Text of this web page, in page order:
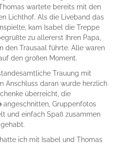
wartete bereits mit den
Lichthof. Als die Liveband das
kam Isabel die Treppe
zu allererst Ihren Papa,
den Trausaal führte. Alle waren
den großen Moment.
Trauung mit
Anschluss daran wurde herzlich
überreicht, die
angeschnitten, Gruppenfotos
und einfach Spaß zusammen
gehabt.
ich mit Isabel und Thomas